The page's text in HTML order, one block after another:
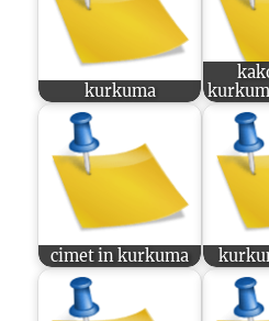
kurkuma
cimet in kurkuma